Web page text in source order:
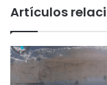
Artículos